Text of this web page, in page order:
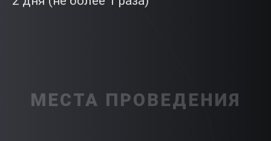
МЕСТА ПРОВЕДЕНИЯ